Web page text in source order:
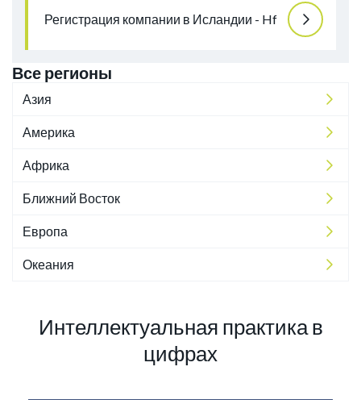
Регистрация компании в Исландии - Hf
Все регионы
Азия
Америка
Африка
Ближний Восток
Европа
Океания
Интеллектуальная практика в
цифрах